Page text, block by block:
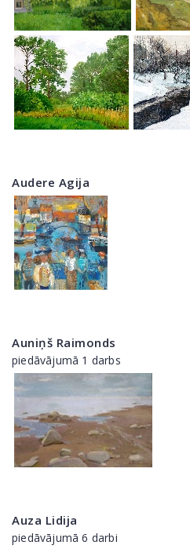
Audere Agija
Auniņš Raimonds
piedāvājumā 1 darbs
Auza Lidija
piedāvājumā 6 darbi